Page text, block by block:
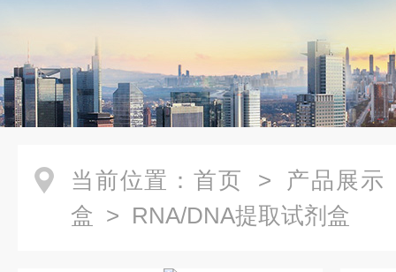
当前位置： 首页 > 产品展示
盒 > RNA/DNA提取试剂盒